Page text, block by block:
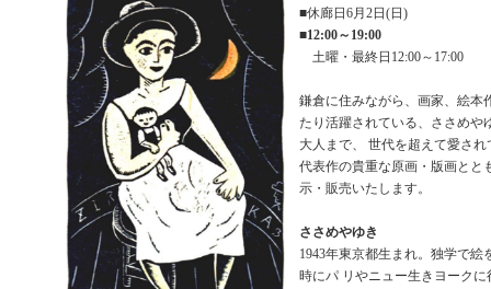
■休廊日6月2日(日)
■12:00～19:00
土曜・最終日12:00～17:00
鎌倉に住みながら、画家、絵本
たり活躍されている、ささめや
大人まで、 世代を超えて愛さ
代表作の貴重な原画・版画とと
示・販売いたします。
ささめやゆき
1943年東京都生まれ。独学で絵
時にパ リやニュー生きヨーク